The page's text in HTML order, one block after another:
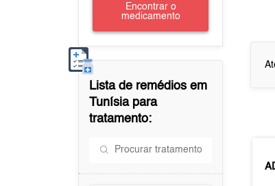
Encontrar o
medicamento
Lista de remédios em
Tunísiapara
tratamento: